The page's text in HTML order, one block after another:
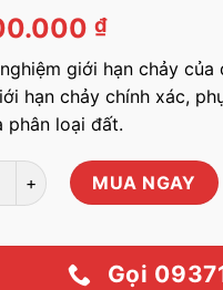
₫
giới hạn chảy của
hạn chảy chính xác,
phân loại đất.
giới hạn chảy của đất
MUA NGAY
Gọi